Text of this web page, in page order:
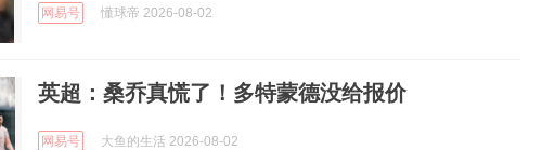
网易号 懂球帝 2026-08-02
英超：桑乔真慌了！多特蒙德没给报价
网易号 大鱼的生活 2026-08-02